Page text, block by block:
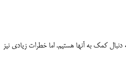
کمک به آنها هستیم. اما خطرات زیادی نیز